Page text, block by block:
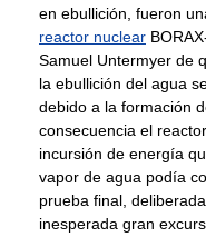
en ebullición, fueron
reactor nuclear
Samuel Untermyer de
la ebullición del agua
debido a la formación
consecuencia el
incursión de energía
vapor de agua podía
prueba final,
inesperada gran